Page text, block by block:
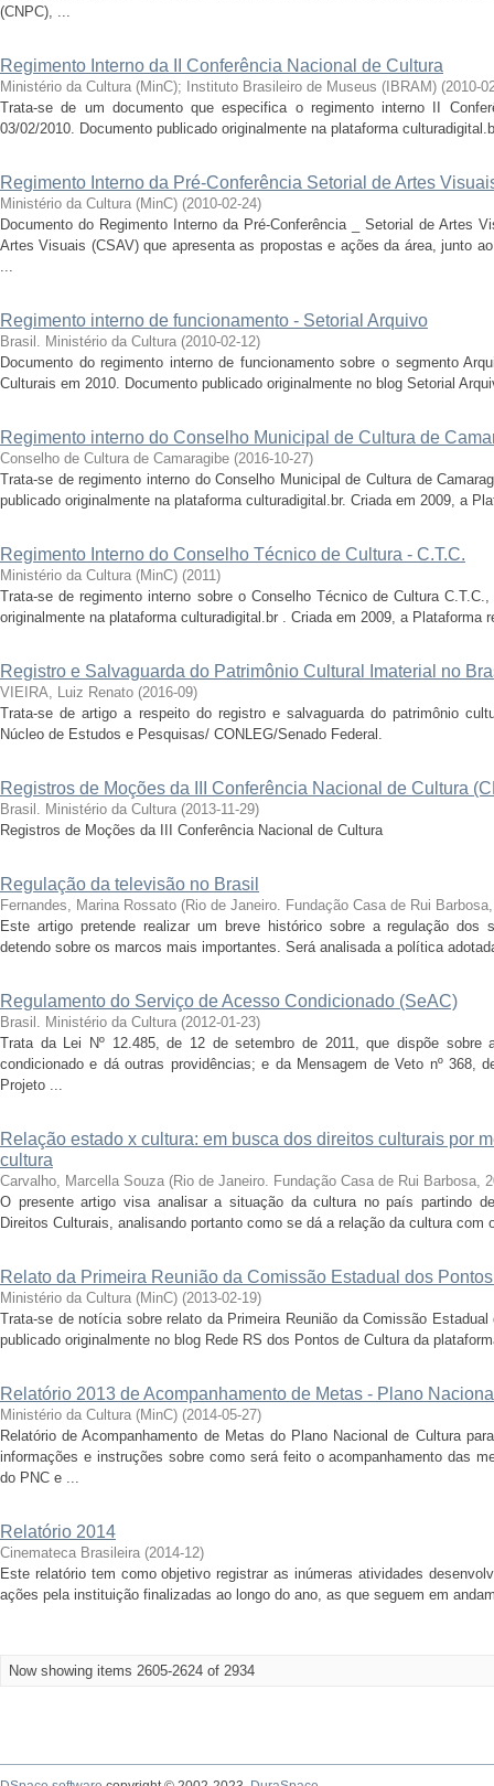
(CNPC), ...
Regimento Interno da II Conferência Nacional de Cultura
Ministério da Cultura (MinC); Instituto Brasileiro de Museus (IBRAM) (2010-
Trata-se de um documento que especifica o regimento interno II
03/02/2010. Documento publicado originalmente na plataforma
Regimento Interno da Pré-Conferência Setorial de Artes
Ministério da Cultura (MinC) (2010-02-24)
Documento do Regimento Interno da Pré-Conferência _ Setorial de Artes
Artes Visuais (CSAV) que apresenta as propostas e ações da área, junto
...
Regimento interno de funcionamento - Setorial Arquivo
Brasil. Ministério da Cultura (2010-02-12)
Documento do regimento interno de funcionamento sobre o segmento
Culturais em 2010. Documento publicado originalmente no blog Setorial
Regimento interno do Conselho Municipal de Cultura de
Conselho de Cultura de Camaragibe (2016-10-27)
Trata-se de regimento interno do Conselho Municipal de Cultura de
publicado originalmente na plataforma culturadigital.br. Criada em 2009, a
Regimento Interno do Conselho Técnico de Cultura - C.T.C.
Ministério da Cultura (MinC) (2011)
Trata-se de regimento interno sobre o Conselho Técnico de Cultura
originalmente na plataforma culturadigital.br . Criada em 2009, a Plataforma
Registro e Salvaguarda do Patrimônio Cultural Imaterial no
VIEIRA, Luiz Renato (2016-09)
Trata-se de artigo a respeito do registro e salvaguarda do patrimônio
Núcleo de Estudos e Pesquisas/ CONLEG/Senado Federal.
Registros de Moções da III Conferência Nacional de Cultura
Brasil. Ministério da Cultura (2013-11-29)
Registros de Moções da III Conferência Nacional de Cultura
Regulação da televisão no Brasil
Fernandes, Marina Rossato (Rio de Janeiro. Fundação Casa de Rui Barbosa
Este artigo pretende realizar um breve histórico sobre a regulação dos
detendo sobre os marcos mais importantes. Será analisada a política
Regulamento do Serviço de Acesso Condicionado (SeAC)
Brasil. Ministério da Cultura (2012-01-23)
Trata da Lei Nº 12.485, de 12 de setembro de 2011, que dispõe sobre
condicionado e dá outras providências; e da Mensagem de Veto nº 368,
Projeto ...
Relação estado x cultura: em busca dos direitos culturais por
cultura
Carvalho, Marcella Souza (Rio de Janeiro. Fundação Casa de Rui Barbosa,
O presente artigo visa analisar a situação da cultura no país partindo
Direitos Culturais, analisando portanto como se dá a relação da cultura
Relato da Primeira Reunião da Comissão Estadual dos
Ministério da Cultura (MinC) (2013-02-19)
Trata-se de notícia sobre relato da Primeira Reunião da Comissão
publicado originalmente no blog Rede RS dos Pontos de Cultura da
Relatório 2013 de Acompanhamento de Metas - Plano
Ministério da Cultura (MinC) (2014-05-27)
Relatório de Acompanhamento de Metas do Plano Nacional de Cultura
informações e instruções sobre como será feito o acompanhamento das
do PNC e ...
Relatório 2014
Cinemateca Brasileira (2014-12)
Este relatório tem como objetivo registrar as inúmeras atividades
ações pela instituição finalizadas ao longo do ano, as que seguem em
Now showing items 2605-2624 of 2934